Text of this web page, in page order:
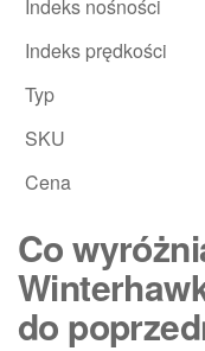
Indeks nośności
Indeks prędkości
Typ
SKU
Cena
Co
do